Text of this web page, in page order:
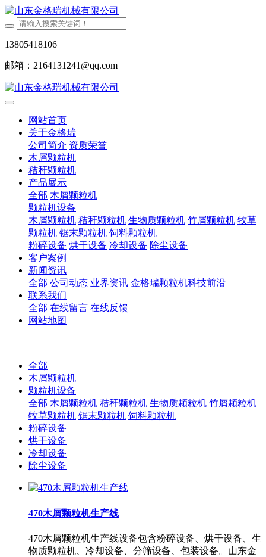
13805418106
邮箱：2164131241@qq.com
网站首页
关于金格瑞
公司简介 资质荣誉
木屑颗粒机
秸秆颗粒机
产品展示
全部 木屑颗粒机
颗粒机设备
木屑颗粒机 秸秆颗粒机 生物质颗粒机 竹屑颗粒机 牧草
颗粒机 锯末颗粒机 饲料颗粒机
粉碎设备 烘干设备 冷却设备 除尘设备
客户案例
新闻资讯
全部 公司动态 业界资讯 金格瑞颗粒机科技前沿
联系我们
全部 在线留言 在线反馈
网站地图
全部
木屑颗粒机
颗粒机设备
全部 木屑颗粒机 秸秆颗粒机 生物质颗粒机 竹屑颗粒机
牧草颗粒机 锯末颗粒机 饲料颗粒机
粉碎设备
烘干设备
冷却设备
除尘设备
470木屑颗粒机生产线
470木屑颗粒机生产线设备包含粉碎设备、烘干设备、生
物质颗粒机、冷却设备、分筛设备、包装设备。山东金